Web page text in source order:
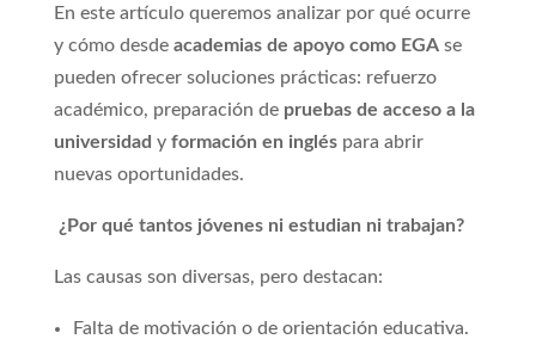
En este artículo queremos analizar por qué ocurre
y cómo desde academias de apoyo como EGAse
pueden ofrecer soluciones prácticas: refuerzo
académico, preparación de pruebas de acceso a la
universidad y formación en ingléspara abrir
nuevas oportunidades.
¿Por qué tantos jóvenes ni estudian ni trabajan?
Las causas son diversas, pero destacan:
Falta de motivación o de orientación educativa.